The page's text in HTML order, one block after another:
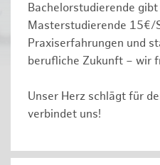
Bachelorstudierende
Masterstudierende 15€/
Praxiserfahrungen und
berufliche Zukunft – wir
Unser Herz schlägt für
verbindet uns!